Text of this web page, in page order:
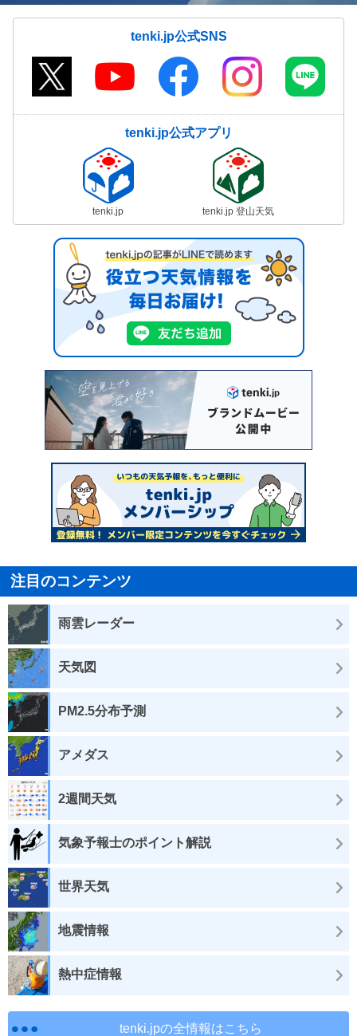
tenki.jp公式SNS
tenki.jp公式アプリ
tenki.jp tenki.jp 登山天気
注目のコンテンツ
雨雲レーダー
天気図
PM2.5分布予測
アメダス
2週間天気
気象予報士のポイント解説
世界天気
地震情報
熱中症情報
tenki.jpの全情報はこちら